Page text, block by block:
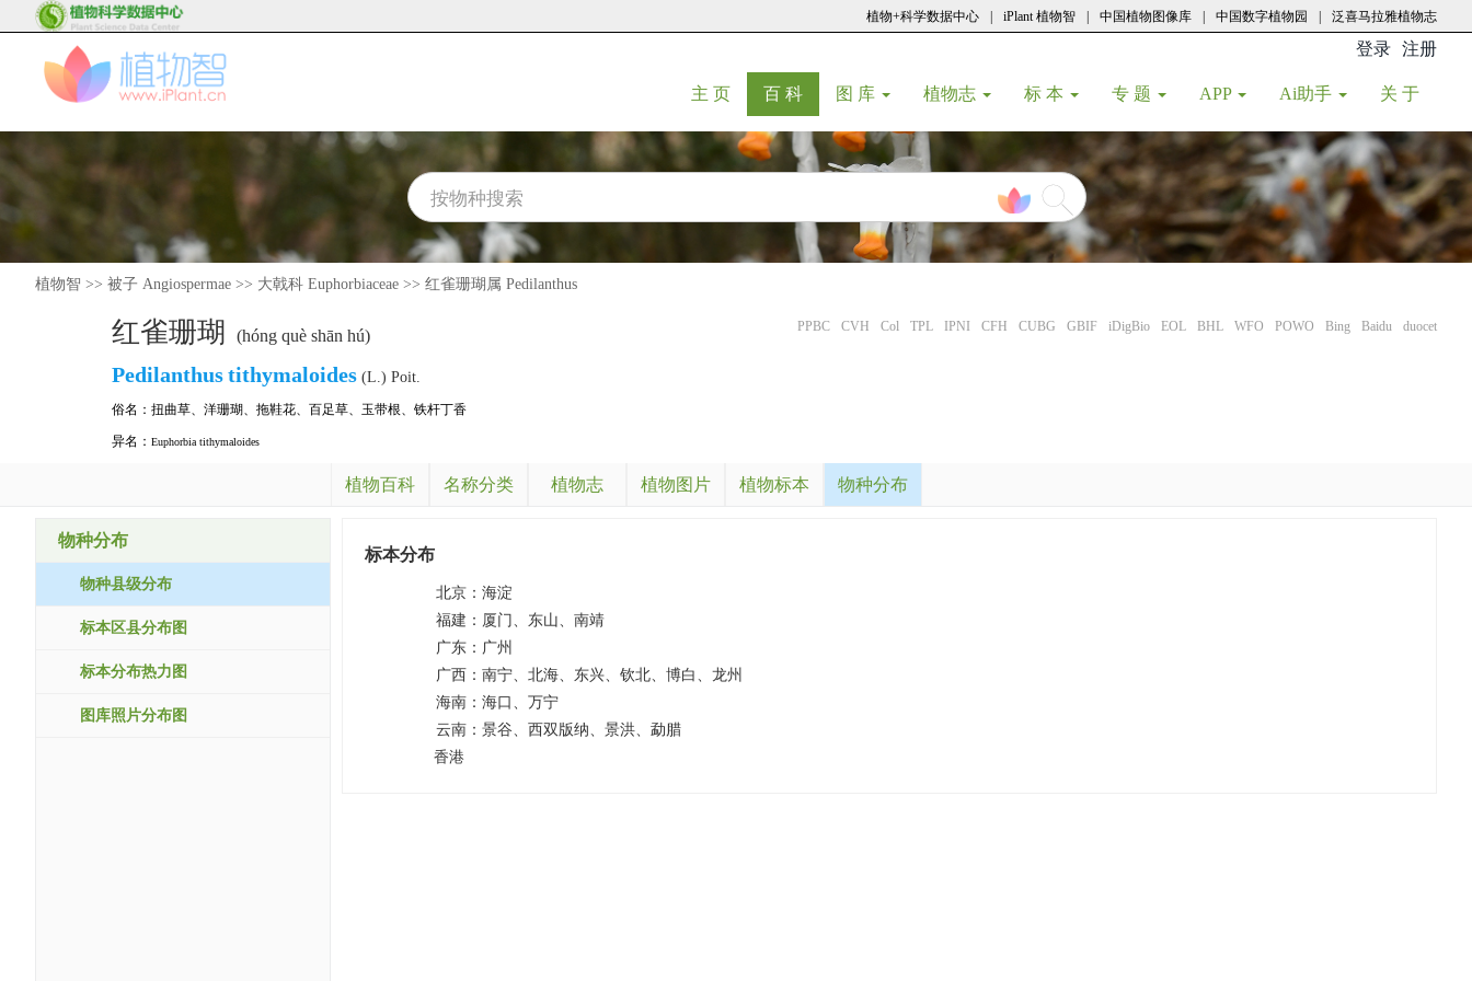
植物+科学数据中心 iPlant 植物智 中国植物图像库 中国数字植物园 泛喜马拉雅植物志
登录 注册
主 页(current)
百 科(current)
图 库 植物志 标 本 专 题 APP Ai助手 关 于
植物智 >> 被子 Angiospermae >> 大戟科 Euphorbiaceae >> 红雀珊瑚属 Pedilanthus
红雀珊瑚 (hóng què shān hú) PPBC CVH Col TPL IPNI CFH CUBG GBIF iDigBio EOL BHL WFO POWO Bing Baidu duocet
Pedilanthustithymaloides (L.) Poit.
俗名： 扭曲草、 洋珊瑚、 拖鞋花、 百足草、 玉带根、 铁杆丁香
异名： Euphorbia tithymaloides
植物百科 名称分类 植物志 植物图片 植物标本 物种分布
物种分布
物种县级分布
标本区县分布图
标本分布热力图
图库照片分布图
标本分布
北京： 海淀
福建： 厦门、东山、南靖
广东： 广州
广西： 南宁、北海、东兴、钦北、博白、龙州
海南： 海口、万宁
云南： 景谷、西双版纳、景洪、勐腊
香港